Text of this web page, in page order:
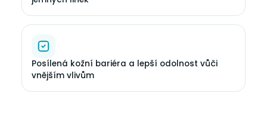
Posílená kožní bariéra a lepší odolnost vůči
vnějším vlivům